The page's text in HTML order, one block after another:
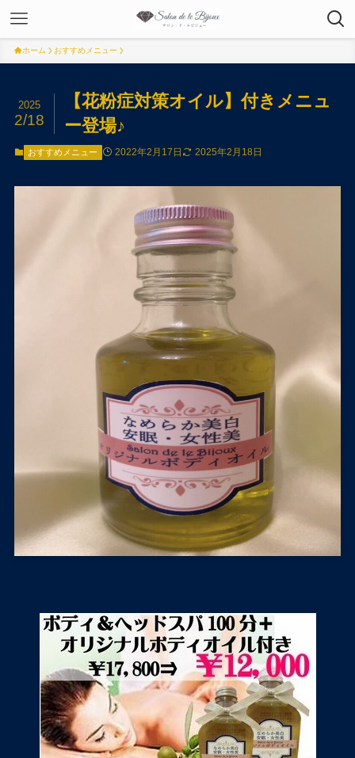
ホーム おすすめメニュー
【花粉症対策オイル】付きメニュ
ー登場♪
2025
2/18
おすすめメニュー 2022年2月17日 2025年2月18日